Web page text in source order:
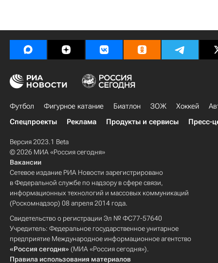
Футбол Фигурное катание Биатлон ЗОЖ Хоккей
Спецпроекты
Реклама Продукты и сервисы Пресс-
Версия 2023.1 Beta
© 2026 МИА «Россия сегодня»
Вакансии
Сетевое издание РИА Новости зарегистрировано
в Федеральной службе по надзору в сфере связи,
информационных технологий и массовых коммуникаций
(Роскомнадзор) 08 апреля 2014 года.
Свидетельство о регистрации Эл № ФС77-57640
Учредитель: Федеральное государственное унитарное
предприятие Международное информационное агентство
«Россия сегодня» (МИА «Россия сегодня»).
Правила использования материалов